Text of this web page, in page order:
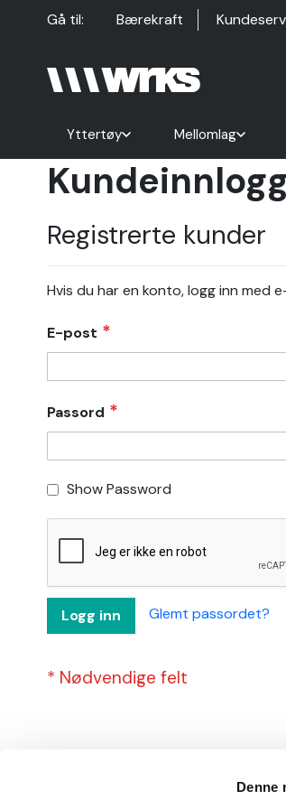
Denne
Hopp
Gå til: Bærekraft
Yttertøy Mellomlag
Registrerte kunder
Hvis du har en konto, logg inn med
E-post
Passord
Show Password
Logg inn Glemt passordet?